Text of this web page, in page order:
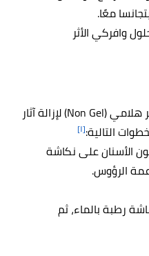
معًا.
وافركي الأثر
يمكنكِ استخدام معجون أسنان غير هلامي (Non Gel) لإزالة آثار
التالية:[١]
على نكاشة
الرؤوس.
رطبة بالماء، ثم